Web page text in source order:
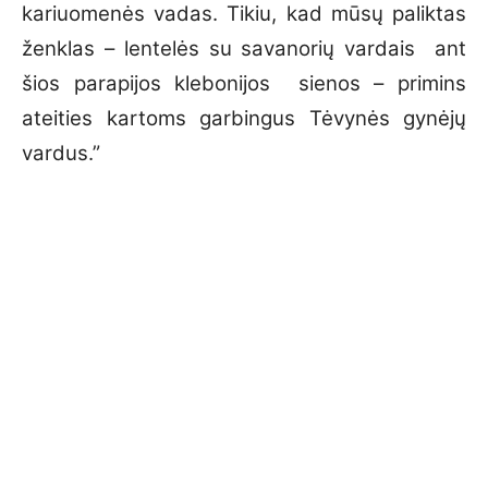
kariuomenės vadas. Tikiu, kad mūsų paliktas
ženklas – lentelės su savanorių vardais ant
šios parapijos klebonijos sienos – primins
ateities kartoms garbingus Tėvynės gynėjų
vardus.”